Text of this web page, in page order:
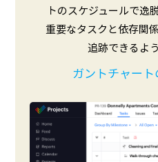
トのスケジュールで逸
重要なタスクと依存関
追跡できるよ
ガントチャー